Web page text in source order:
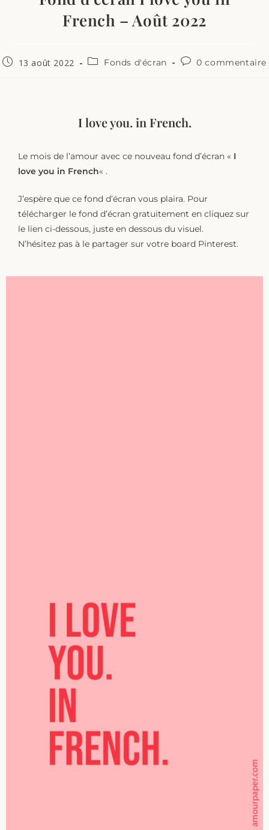
French – Août 2022
13 août 2022 Fonds d'écran 0 commentaire
I love you. in French.
Le mois de l’amour avec ce nouveau fond d’écran « I
love you in French« .
J’espère que ce fond d’écran vous plaira. Pour
télécharger le fond d’écran gratuitement en cliquez sur
le lien ci-dessous, juste en dessous du visuel.
N’hésitez pas à le partager sur votre board Pinterest.